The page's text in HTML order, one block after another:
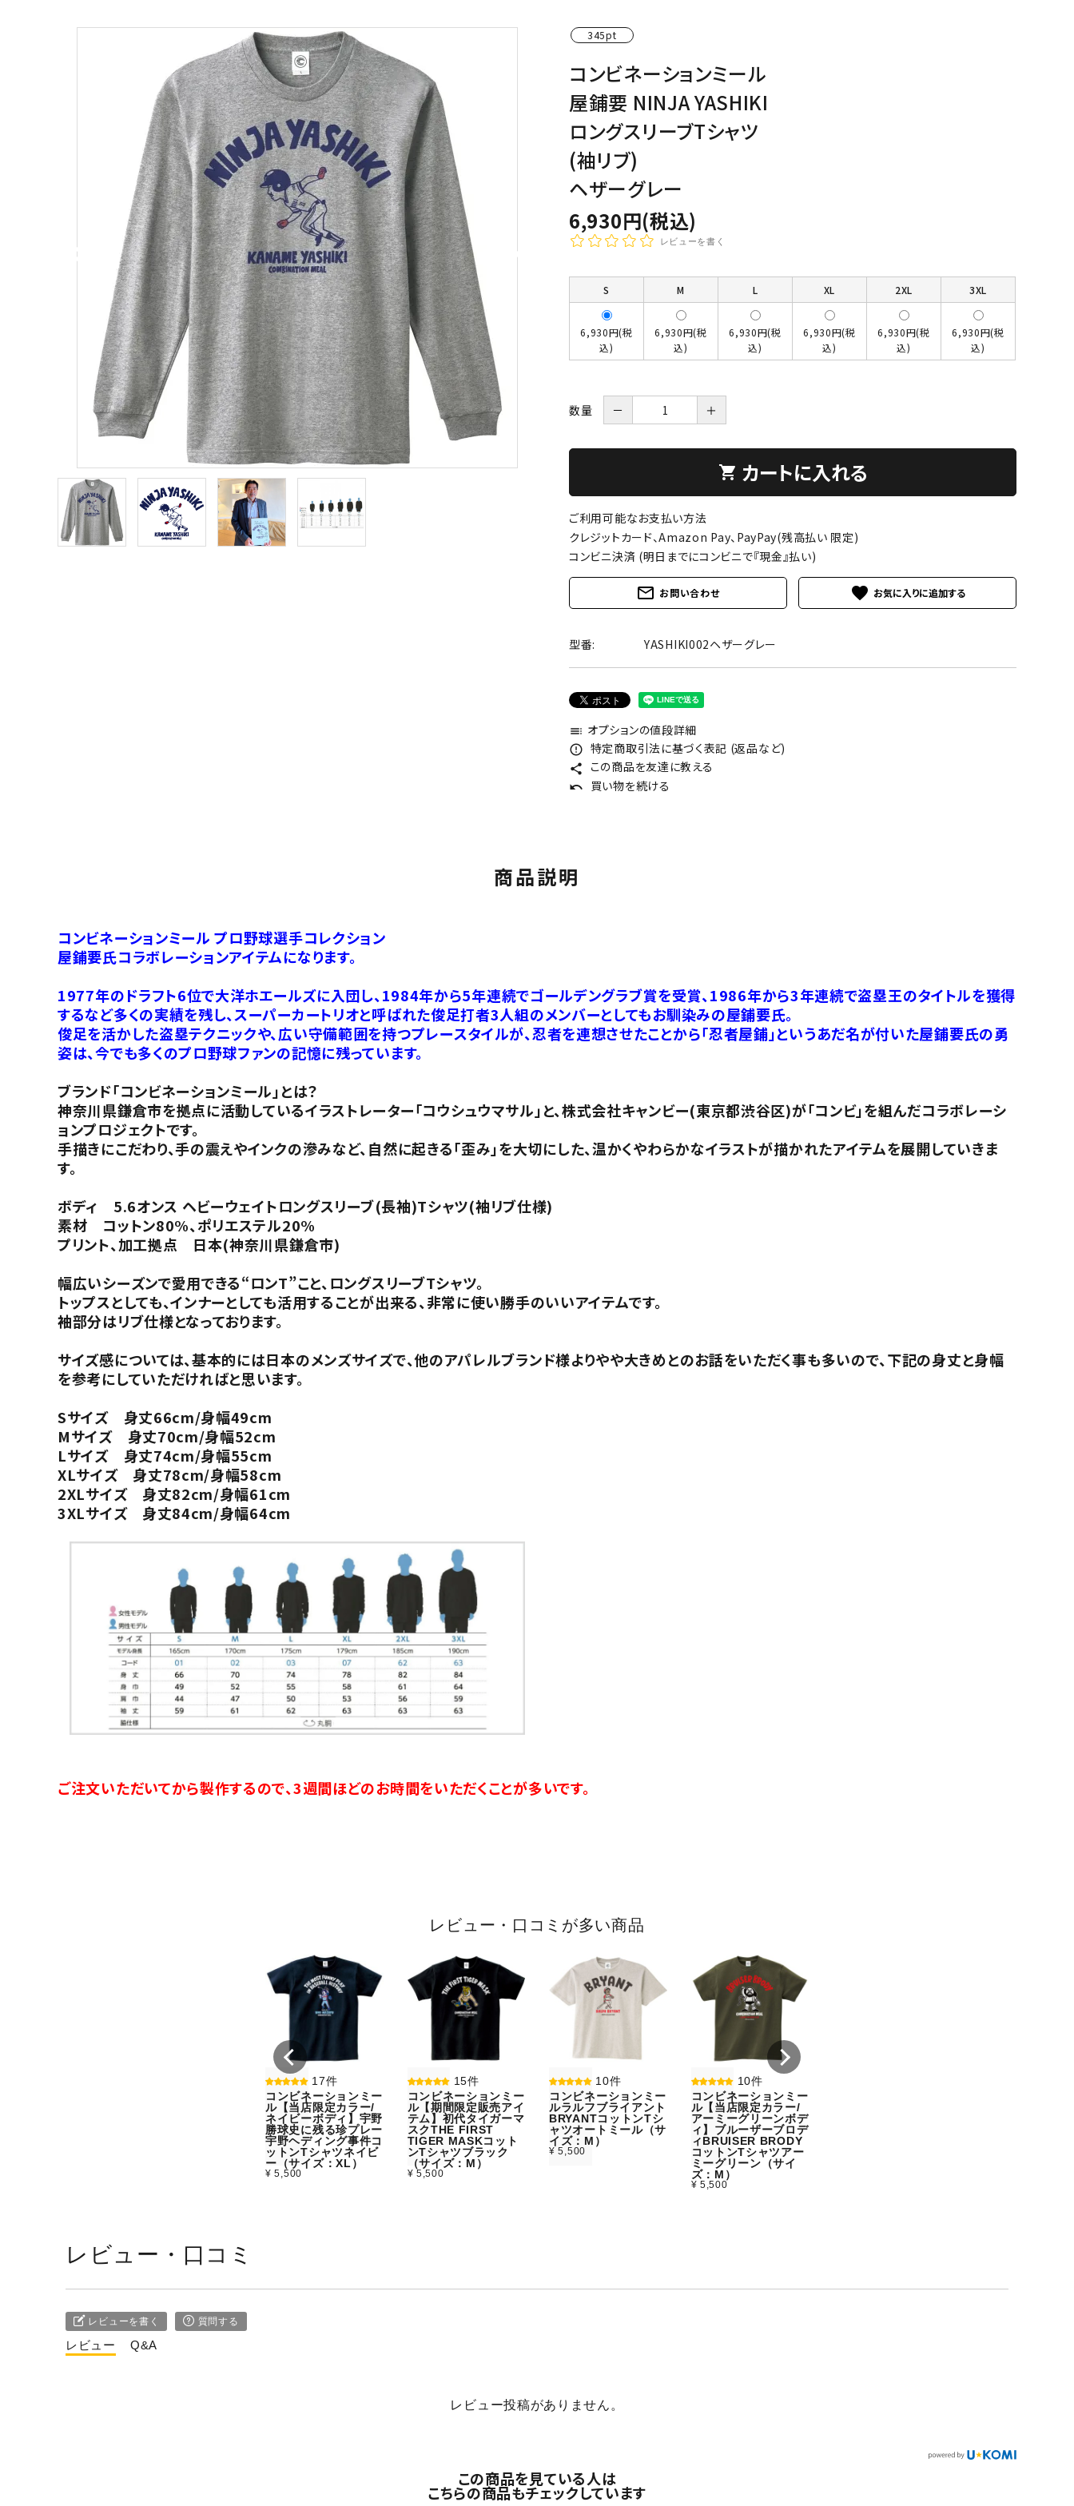
キャンベル料理長 湘南のわんこディオゴくん
345pt
コンビネーションミール
屋鋪要 NINJA YASHIKI
ロングスリーブTシャツ
(袖リブ)
ヘザーグレー
6,930円(税込)
レビューを書く
S M L XL 2XL 3XL
6,930円(税
込)
6,930円(税
込)
6,930円(税
込)
6,930円(税
込)
6,930円(税
込)
6,930円(税
込)
数量 － ＋
shopping_cart カートに入れる
ご利用可能なお支払い方法
クレジットカード、Amazon Pay、PayPay(残高払い 限定)
コンビニ決済 (明日までにコンビニで『現金』払い)
mail_outline お問い合わせ favorite
型番: YASHIKI002ヘザーグレー
toc オプションの値段詳細
error_outline 特定商取引法に基づく表記 (返品など)
share この商品を友達に教える
undo 買い物を続ける
商品説明
コンビネーションミール プロ野球選手コレクション
屋鋪要氏コラボレーションアイテムになります。
1977年のドラフト6位で大洋ホエールズに入団し、1984年から5年連続でゴールデングラブ賞を受賞、1986年から3年連続で盗塁王のタイトルを獲得
するなど多くの実績を残し、スーパーカートリオと呼ばれた俊足打者3人組のメンバーとしてもお馴染みの屋鋪要氏。
俊足を活かした盗塁テクニックや、広い守備範囲を持つプレースタイルが、忍者を連想させたことから「忍者屋鋪」というあだ名が付いた屋鋪要氏の勇
姿は、今でも多くのプロ野球ファンの記憶に残っています。
ブランド「コンビネーションミール」とは？
神奈川県鎌倉市を拠点に活動しているイラストレーター「コウシュウマサル」と、株式会社キャンビー(東京都渋谷区)が「コンビ」を組んだコラボレーシ
ョンプロジェクトです。
手描きにこだわり、手の震えやインクの滲みなど、自然に起きる「歪み」を大切にした、温かくやわらかなイラストが描かれたアイテムを展開していきま
す。
ボディ 5.6オンス ヘビーウェイトロングスリーブ(長袖)Tシャツ(袖リブ仕様)
素材 コットン80%、ポリエステル20%
プリント、加工拠点 日本(神奈川県鎌倉市)
幅広いシーズンで愛用できる“ロンT”こと、ロングスリーブTシャツ。
トップスとしても、インナーとしても活用することが出来る、非常に使い勝手のいいアイテムです。
袖部分はリブ仕様となっております。
サイズ感については、基本的には日本のメンズサイズで、他のアパレルブランド様よりやや大きめとのお話をいただく事も多いので、下記の身丈と身幅
を参考にしていただければと思います。
Sサイズ 身丈66cm/身幅49cm
Mサイズ 身丈70cm/身幅52cm
Lサイズ 身丈74cm/身幅55cm
XLサイズ 身丈78cm/身幅58cm
2XLサイズ 身丈82cm/身幅61cm
3XLサイズ 身丈84cm/身幅64cm
ご注文いただいてから製作するので、3週間ほどのお時間をいただくことが多いです。
レビュー・口コミが多い商品
17件
コンビネーションミー
ル【当店限定カラー/
ネイビーボディ】宇野
勝球史に残る珍プレー
宇野ヘディング事件コ
ットンTシャツネイビ
ー（サイズ：XL）
¥ 5,500
15件
コンビネーションミー
ル【期間限定販売アイ
テム】初代タイガーマ
スクTHE FIRST
TIGER MASKコット
ンTシャツブラック
（サイズ：M）
¥ 5,500
10件
コンビネーションミー
ルラルフブライアント
BRYANTコットンTシ
ャツオートミール（サ
イズ：M）
¥ 5,500
10件
コンビネーションミー
ル【当店限定カラー/
アーミーグリーンボデ
ィ】ブルーザーブロデ
ィBRUISER BRODY
コットンTシャツアー
ミーグリーン（サイ
ズ：M）
¥ 5,500
レビュー・口コミ
レビューを書く 質問する
レビュー Q&A
レビュー投稿がありません。
この商品を見ている人は
こちらの商品もチェックしています